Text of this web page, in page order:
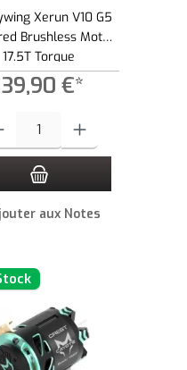
ou diminuer la quantité.
Xerun V10 G5
Brushless Motor
17.5T Torque
€*
aux Notes